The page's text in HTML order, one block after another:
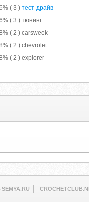
( 3 ) тест-драйв
( 3 ) тюнинг
( 2 ) carsweek
( 2 ) chevrolet
( 2 ) explorer
SEMYA.RU